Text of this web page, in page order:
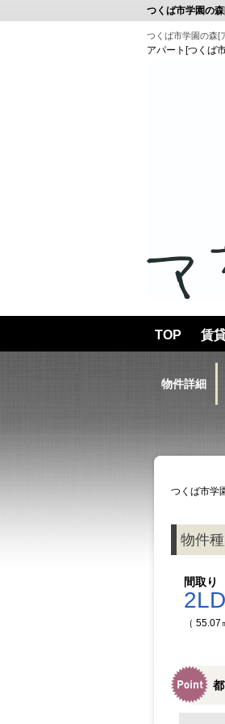
つくば市学園の
つくば市学園の森[
アパート[つくば
TOP 賃
物件詳細
つくば市学
物件
間取り
（ 55.07